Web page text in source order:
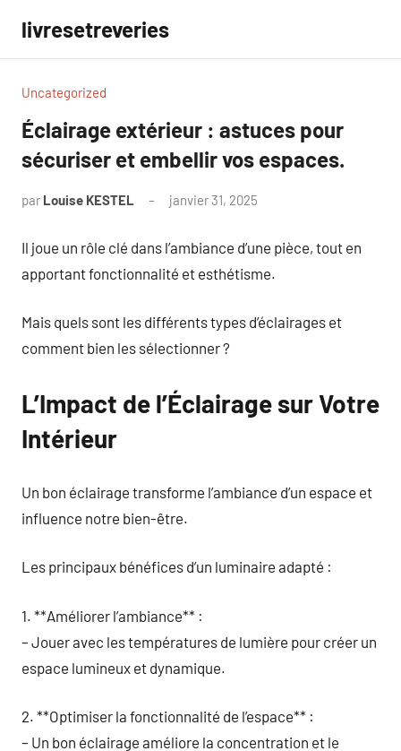
contenu
livresetreveries
Uncategorized
Éclairage extérieur : astuces pour
sécuriser et embellir vos espaces.
par Louise KESTEL janvier 31, 2025
Il joue un rôle clé dans l’ambiance d’une pièce, tout en
apportant fonctionnalité et esthétisme.
Mais quels sont les différents types d’éclairages et
comment bien les sélectionner ?
L’Impact de l’Éclairage sur Votre
Intérieur
Un bon éclairage transforme l’ambiance d’un espace et
influence notre bien-être.
Les principaux bénéfices d’un luminaire adapté :
1. **Améliorer l’ambiance** :
– Jouer avec les températures de lumière pour créer un
espace lumineux et dynamique.
2. **Optimiser la fonctionnalité de l’espace** :
– Un bon éclairage améliore la concentration et le